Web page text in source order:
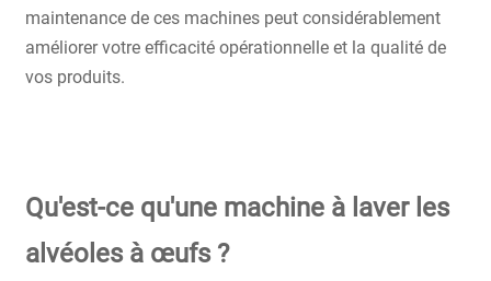
maintenance de ces machines peut considérablement
améliorer votre efficacité opérationnelle et la qualité de
vos produits.
Qu'est-ce qu'une machine à laver les
alvéoles à œufs ?